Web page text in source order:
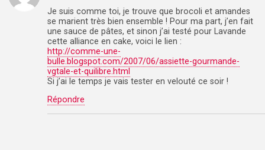
Je suis comme toi, je trouve que brocoli et amandes
se marient très bien ensemble ! Pour ma part, j’en fait
une sauce de pâtes, et sinon j’ai testé pour Lavande
cette alliance en cake, voici le lien :
http://comme-une-
bulle.blogspot.com/2007/06/assiette-gourmande-
vgtale-et-quilibre.html
Si j’ai le temps je vais tester en velouté ce soir !
Répondre